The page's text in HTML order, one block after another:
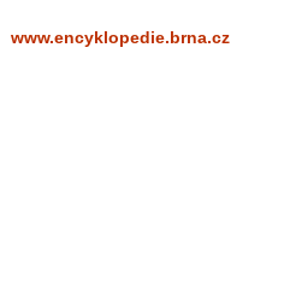
www.encyklopedie.brna.cz
návštěvníky, tak pro příležitostné